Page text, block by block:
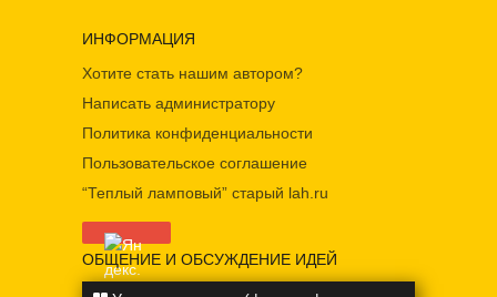
ИНФОРМАЦИЯ
Хотите стать нашим автором?
Написать администратору
Политика конфиденциальности
Пользовательское соглашение
“Теплый ламповый” старый lah.ru
ОБЩЕНИЕ И ОБСУЖДЕНИЕ ИДЕЙ